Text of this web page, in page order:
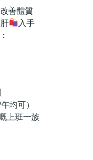
善體質
入手
均可）
上班一族